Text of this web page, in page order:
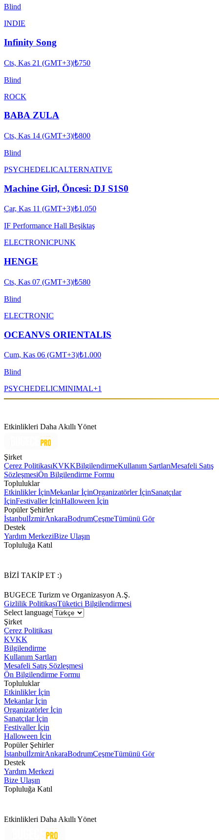
Blind
INDIE
Infinity Song
Cts, Kas 21 (GMT+3)|₺750
Blind
ROCK
BABA ZULA
Cts, Kas 14 (GMT+3)|₺800
Blind
PSYCHEDELICALTERNATIVE
Machine Girl, Öncesi: DJ S1S0
Çar, Kas 11 (GMT+3)|₺1.050
IF Performance Hall Beşiktaş
ELECTRONICPUNK
HENGE
Cts, Kas 07 (GMT+3)|₺580
Blind
ELECTRONIC
OCEANVS ORIENTALIS
Cum, Kas 06 (GMT+3)|₺1.000
Blind
PSYCHEDELICMINIMAL+1
Etkinlikleri Daha Akıllı Yönet
Şirket
Çerez PolitikasıKVKKBilgilendirmeKullanım ŞartlarıMesafeli Satış
SözleşmesiÖn Bilgilendirme Formu
Topluluklar
Etkinlikler İçinMekanlar İçinOrganizatörler İçinSanatçılar
İçinFestivaller İçinHalloween İçin
Popüler Şehirler
İstanbulİzmirAnkaraBodrumÇeşmeTümünü Gör
Destek
Yardım MerkeziBize Ulaşın
Topluluğa Katıl
BİZİ TAKİP ET :)
BUGECE Turizm ve Organizasyon A.Ş.
Gizlilik PolitikasıTüketici Bilgilendirmesi
Select language
Şirket
Çerez Politikası
KVKK
Bilgilendirme
Kullanım Şartları
Mesafeli Satış Sözleşmesi
Ön Bilgilendirme Formu
Topluluklar
Etkinlikler İçin
Mekanlar İçin
Organizatörler İçin
Sanatçılar İçin
Festivaller İçin
Halloween İçin
Popüler Şehirler
İstanbulİzmirAnkaraBodrumÇeşmeTümünü Gör
Destek
Yardım Merkezi
Bize Ulaşın
Topluluğa Katıl
Etkinlikleri Daha Akıllı Yönet